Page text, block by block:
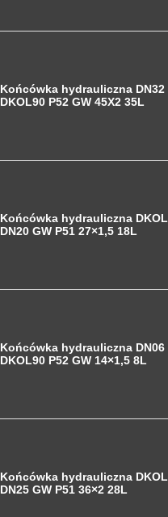
Końcówka hydrauliczna DN32
DKOL90 P52 GW 45X2 35L
Końcówka hydrauliczna DKOL
DN20 GW P51 27×1,5 18L
Końcówka hydrauliczna DN06
DKOL90 P52 GW 14×1,5 8L
Końcówka hydrauliczna DKOL
DN25 GW P51 36×2 28L